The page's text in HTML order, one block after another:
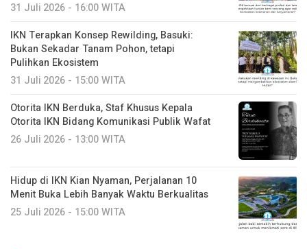
31 Juli 2026 - 16:00 WITA
IKN Terapkan Konsep Rewilding, Basuki:
Bukan Sekadar Tanam Pohon, tetapi
Pulihkan Ekosistem
31 Juli 2026 - 15:00 WITA
Otorita IKN Berduka, Staf Khusus Kepala
Otorita IKN Bidang Komunikasi Publik Wafat
26 Juli 2026 - 13:00 WITA
Hidup di IKN Kian Nyaman, Perjalanan 10
Menit Buka Lebih Banyak Waktu Berkualitas
25 Juli 2026 - 15:00 WITA